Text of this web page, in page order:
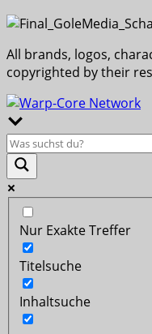
All brands, logos,
copyrighted by their
Nur Exakte Treffer
Titelsuche
Inhaltsuche